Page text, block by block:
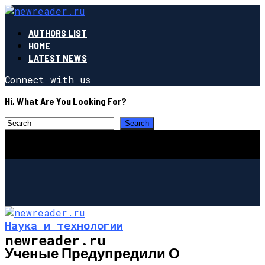
AUTHORS LIST
HOME
LATEST NEWS
Connect with us
Hi, What Are You Looking For?
newreader.ru
Наука и технологии
Ученые Предупредили О